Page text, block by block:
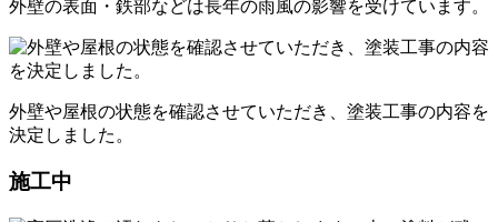
外壁の表面・鉄部などは長年の雨風の影響を受けています。
外壁や屋根の状態を確認させていただき、塗装工事の内容を
決定しました。
施工中